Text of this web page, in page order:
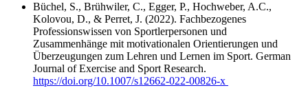
Büchel, S., Brühwiler, C., Egger, P., Hochweber, A.C.,
Kolovou, D., & Perret, J. (2022). Fachbezogenes
Professionswissen von Sportlerpersonen und
Zusammenhänge mit motivationalen Orientierungen und
Überzeugungen zum Lehren und Lernen im Sport. German
Journal of Exercise and Sport Research.
https://doi.org/10.1007/s12662-022-00826-x